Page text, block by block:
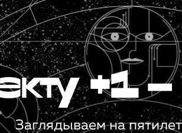
+1 —
Заглядываем на